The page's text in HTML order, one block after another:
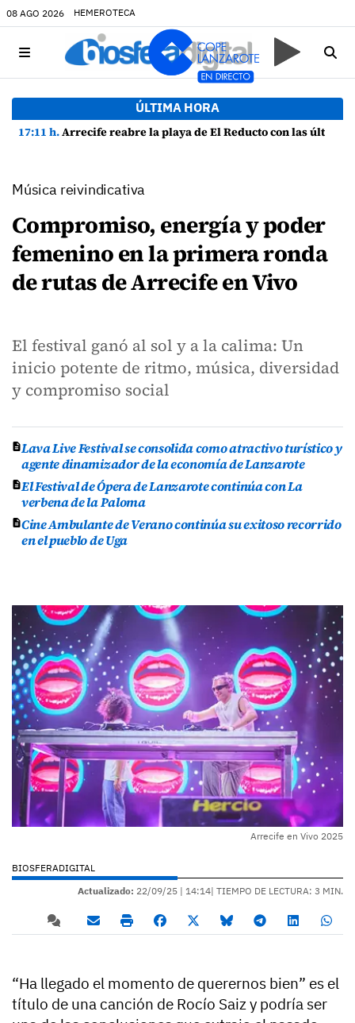
08 AGO 2026 HEMEROTECA
ÚLTIMA HORA
17:11 h.Arrecife reabre la playa de El Reducto con las últimas analíticas mostrando "una buena calidad de las aguas para el baño"
Música reivindicativa
Compromiso, energía y poder
femenino en la primera ronda
de rutas de Arrecife en Vivo
El festival ganó al sol y a la calima: Un
inicio potente de ritmo, música, diversidad
y compromiso social
Lava Live Festival se consolida como atractivo turístico y
agente dinamizador de la economía de Lanzarote
El Festival de Ópera de Lanzarote continúa con La
verbena de la Paloma
Cine Ambulante de Verano continúa su exitoso recorrido
en el pueblo de Uga
Arrecife en Vivo 2025
BIOSFERADIGITAL
Actualizado: 22/09/25 | 14:14| TIEMPO DE LECTURA: 3 MIN.
“Ha llegado el momento de querernos bien” es el
título de una canción de Rocío Saiz y podría ser